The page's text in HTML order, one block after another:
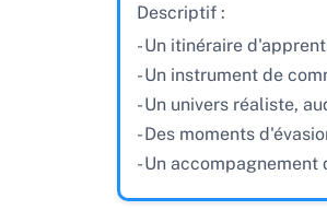
Descriptif :
- Un itinéraire
- Un instrument de
- Un univers réaliste,
- Des moments
- Un